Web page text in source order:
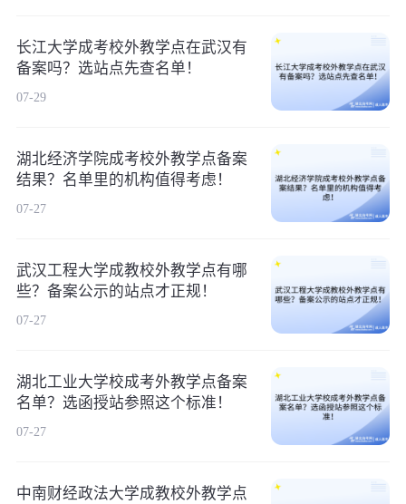
长江大学成考校外教学点在武汉有
备案吗？选站点先查名单！
07-29
湖北经济学院成考校外教学点备案
结果？名单里的机构值得考虑！
07-27
武汉工程大学成教校外教学点有哪
些？备案公示的站点才正规！
07-27
湖北工业大学校成考外教学点备案
名单？选函授站参照这个标准！
07-27
中南财经政法大学成教校外教学点